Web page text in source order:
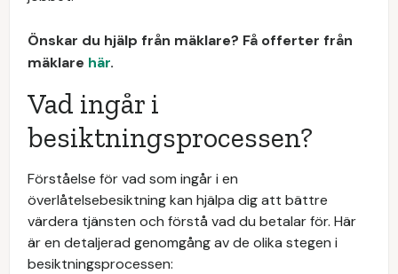
Önskar du hjälp från mäklare? Få offerter från
mäklare här.
Vad ingår i
besiktningsprocessen?
Förståelse för vad som ingår i en
överlåtelsebesiktning kan hjälpa dig att bättre
värdera tjänsten och förstå vad du betalar för. Här
är en detaljerad genomgång av de olika stegen i
besiktningsprocessen: